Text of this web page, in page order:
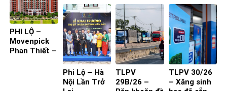
PHI LỘ –
Movenpick
Phan Thiết –
4
2
1
Phi Lộ – Hà
Nội Lần Trở
TLPV
29B/26 –
TLPV 30/26
– Xăng sinh